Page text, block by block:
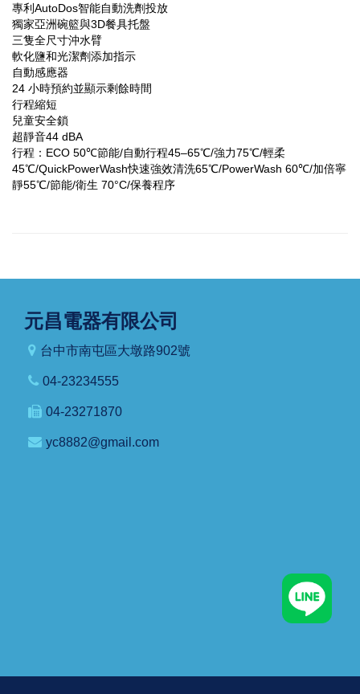
專利AutoDos智能自動洗劑投放
獨家亞洲碗籃與3D餐具托盤
三隻全尺寸沖水臂
軟化鹽和光潔劑添加指示
自動感應器
24 小時預約並顯示剩餘時間
行程縮短
兒童安全鎖
超靜音44 dBA
行程：ECO 50℃節能/自動行程45–65℃/強力75℃/輕柔
45℃/QuickPowerWash快速強效清洗65℃/PowerWash 60℃/加倍寧
靜55℃/節能/衛生 70°C/保養程序
元昌電器有限公司
台中市南屯區大墩路902號
04-23234555
04-23271870
yc8882@gmail.com